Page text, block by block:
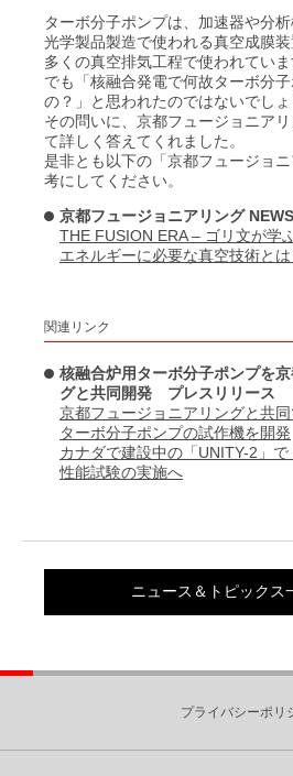
ターボ分子ポンプは、加速器や分
光学製品製造で使われる真空成膜装
多くの真空排気工程で使われていま
でも「核融合発電で何故ターボ分
の？」と思われたのではないでしょ
その問いに、京都フュージョニア
て詳しく答えてくれました。
是非とも以下の「京都フュージョ
考にしてください。
京都フュージョニアリング NEWS
THE FUSION ERA – ゴリ文が学
エネルギーに必要な真空技術とは
関連リンク
核融合炉用ターボ分子ポンプを
グと共同開発 プレスリリース
京都フュージョニアリングと共
ターボ分子ポンプの試作機を開発
カナダで建設中の「UNITY-2」
性能試験の実施へ
ニュース＆トピックス
プライバシーポリ